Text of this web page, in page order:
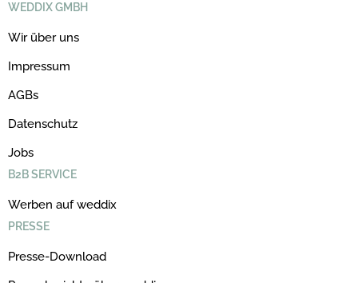
WEDDIX GMBH
Wir über uns
Impressum
AGBs
Datenschutz
Jobs
B2B SERVICE
Werben auf weddix
PRESSE
Presse-Download